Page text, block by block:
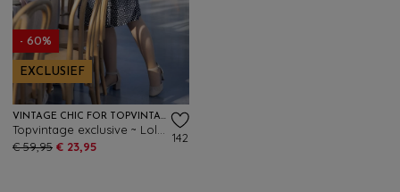
- 60%
EXCLUSIEF
VINTAGE CHIC FOR TOPVINTAGE
€ 59,95 € 23,95
142